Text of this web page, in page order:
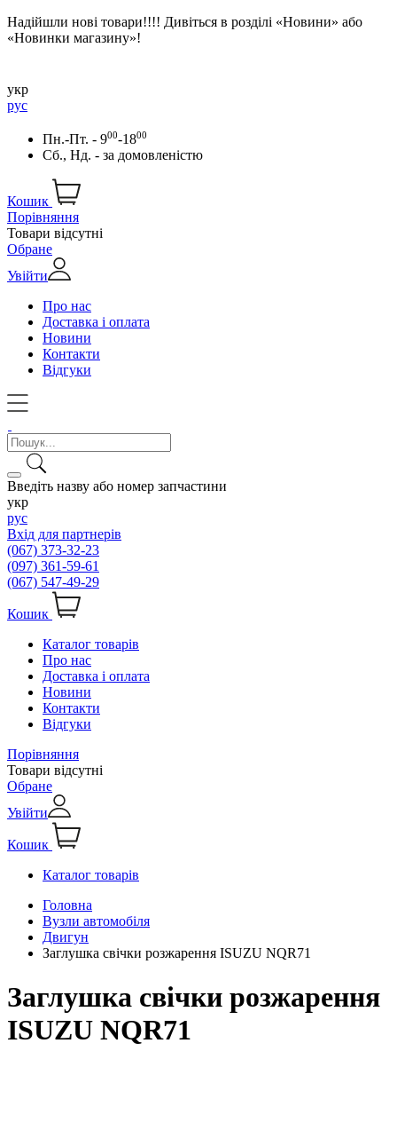
Надійшли нові товари!!!! Дивіться в розділі «Новини» або
«Новинки магазину»!
укр
рус
Пн.-Пт. - 900-1800
Сб., Нд. - за домовленістю
Кошик
Порівняння
Товари відсутні
Обране
Увійти
Про нас
Доставка і оплата
Новини
Контакти
Відгуки
Введіть назву або номер запчастини
укр
рус
Вхід для партнерів
(067) 373-32-23
(097) 361-59-61
(067) 547-49-29
Кошик
Каталог товарів
Про нас
Доставка і оплата
Новини
Контакти
Відгуки
Порівняння
Товари відсутні
Обране
Увійти
Кошик
Каталог товарів
Головна
Вузли автомобіля
Двигун
Заглушка свічки розжарення ISUZU NQR71
Заглушка свічки розжарення
ISUZU NQR71